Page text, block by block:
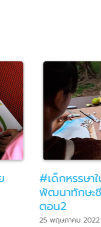
#เด็กหรรษา
พัฒนาทักษะ
ตอน2
25 พฤษภาคม 2022